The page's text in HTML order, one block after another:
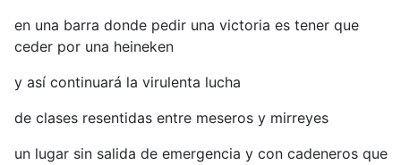
en una barra donde pedir una victoria es tener que
ceder por una heineken
y así continuará la virulenta lucha
de clases resentidas entre meseros y mirreyes
un lugar sin salida de emergencia y con cadeneros que